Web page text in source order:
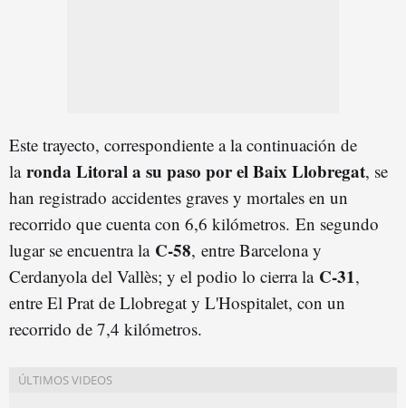
Este trayecto, correspondiente a la continuación de
la ronda Litoral a su paso por el Baix Llobregat, se
han registrado accidentes graves y mortales en un
recorrido que cuenta con 6,6 kilómetros. En segundo
lugar se encuentra la C-58, entre Barcelona y
Cerdanyola del Vallès; y el podio lo cierra la C-31,
entre El Prat de Llobregat y L'Hospitalet, con un
recorrido de 7,4 kilómetros.